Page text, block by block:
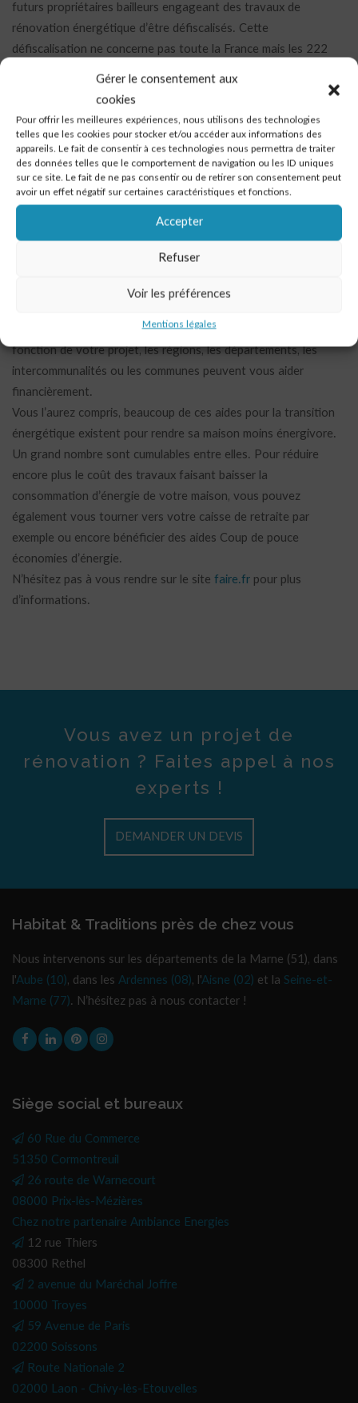
Gérer le consentement aux
cookies
Pour offrir les meilleures expériences, nous utilisons des technologies
telles que les cookies pour stocker et/ou accéder aux informations des
appareils. Le fait de consentir à ces technologies nous permettra de traiter
des données telles que le comportement de navigation ou les ID uniques
sur ce site. Le fait de ne pas consentir ou de retirer son consentement peut
avoir un effet négatif sur certaines caractéristiques et fonctions.
Accepter
Refuser
Voir les préférences
Mentions légales
futurs propriétaires bailleurs engageant des travaux de
rénovation énergétique d’être défiscalisés. Cette
défiscalisation ne concerne pas toute la France mais les 222
propriétaire bailleur doit acheter un bien à rénover qui sera
ensuite loué pour une longue durée. Plus le logement sera
longtemps loué, plus la réduction d’impôt est importante (pour
une location qui durera 12 ans, la réduction d’impôt peut
Les aides des collectivités
vous pouvez vous tourner vers les collectivités territoriales. En
fonction de votre projet, les régions, les départements, les
intercommunalités ou les communes peuvent vous aider
financièrement.
Vous l’aurez compris, beaucoup de ces aides pour la transition
énergétique existent pour rendre sa maison moins énergivore.
Un grand nombre sont cumulables entre elles. Pour réduire
encore plus le coût des travaux faisant baisser la
consommation d’énergie de votre maison, vous pouvez
également vous tourner vers votre caisse de retraite par
exemple ou encore bénéficier des aides Coup de pouce
économies d’énergie.
N’hésitez pas à vous rendre sur le site faire.fr pour plus
d’informations.
Vous avez un projet de
rénovation ? Faites appel à nos
experts !
DEMANDER UN DEVIS
Habitat & Traditions près de chez vous
Nous intervenons sur les départements de la Marne (51), dans
l'Aube (10), dans les Ardennes (08), l'Aisne (02) et la Seine-et-
Marne (77). N’hésitez pas à nous contacter !
Siège social et bureaux
60 Rue du Commerce
51350 Cormontreuil
26 route de Warnecourt
08000 Prix-lès-Mézières
Chez notre partenaire Ambiance Energies
12 rue Thiers
08300 Rethel
2 avenue du Maréchal Joffre
10000 Troyes
59 Avenue de Paris
02200 Soissons
Route Nationale 2
02000 Laon - Chivy-lès-Etouvelles